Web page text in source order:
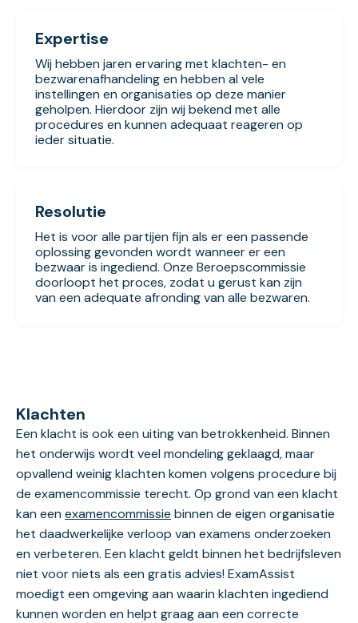
Expertise
Wij hebben jaren ervaring met klachten- en
bezwarenafhandeling en hebben al vele
instellingen en organisaties op deze manier
geholpen. Hierdoor zijn wij bekend met alle
procedures en kunnen adequaat reageren op
ieder situatie.
Resolutie
Het is voor alle partijen fijn als er een passende
oplossing gevonden wordt wanneer er een
bezwaar is ingediend. Onze Beroepscommissie
doorloopt het proces, zodat u gerust kan zijn
van een adequate afronding van alle bezwaren.
Klachten
Een klacht is ook een uiting van betrokkenheid. Binnen
het onderwijs wordt veel mondeling geklaagd, maar
opvallend weinig klachten komen volgens procedure bij
de examencommissie terecht. Op grond van een klacht
kan een examencommissie binnen de eigen organisatie
het daadwerkelijke verloop van examens onderzoeken
en verbeteren. Een klacht geldt binnen het bedrijfsleven
niet voor niets als een gratis advies! ExamAssist
moedigt een omgeving aan waarin klachten ingediend
kunnen worden en helpt graag aan een correcte